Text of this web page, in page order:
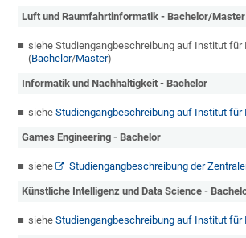
Luft und Raumfahrtinformatik - Bachelor/Master
siehe Studiengangbeschreibung auf Institut
(Bachelor/Master)
Informatik und Nachhaltigkeit - Bachelor
sieheStudiengangbeschreibung auf Institut
Games Engineering - Bachelor
siehe Studiengangbeschreibung der
Künstliche Intelligenz und Data Science -
sieheStudiengangbeschreibung auf Institut